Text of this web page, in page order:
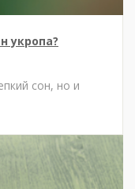
укропа?
сон, но и